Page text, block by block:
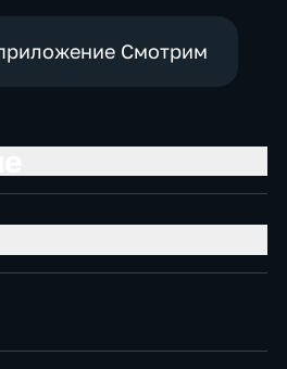
Смотрим